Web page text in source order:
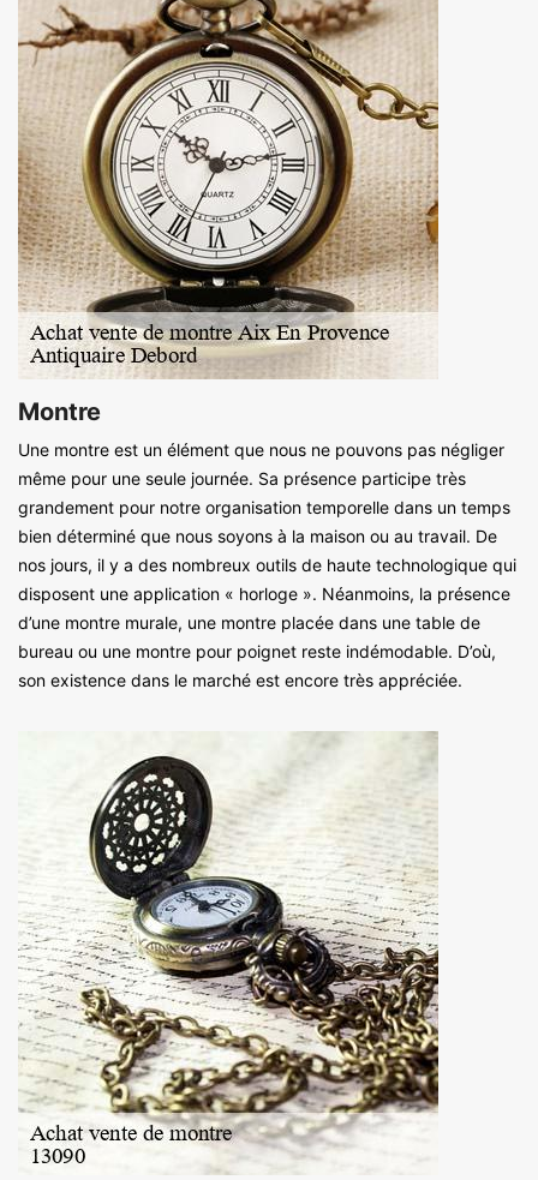
Montre
Une montre est un élément que nous ne pouvons pas négliger
même pour une seule journée. Sa présence participe très
grandement pour notre organisation temporelle dans un temps
bien déterminé que nous soyons à la maison ou au travail. De
nos jours, il y a des nombreux outils de haute technologique qui
disposent une application « horloge ». Néanmoins, la présence
d’une montre murale, une montre placée dans une table de
bureau ou une montre pour poignet reste indémodable. D’où,
son existence dans le marché est encore très appréciée.